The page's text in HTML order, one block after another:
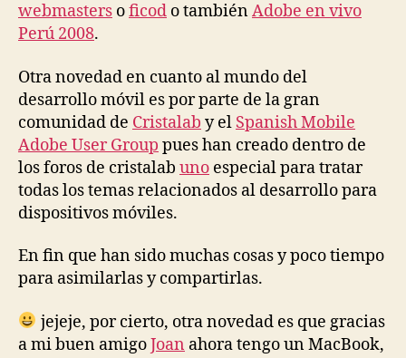
webmasters oficod o tambiénAdobe en vivo
Perú 2008.
Otra novedad en cuanto al mundo del
desarrollo móvil es por parte de la gran
comunidad de Cristalab y el Spanish Mobile
Adobe User Group pues han creado dentro de
los foros de cristalab uno especial para tratar
todas los temas relacionados al desarrollo para
dispositivos móviles.
En fin que han sido muchas cosas y poco tiempo
para asimilarlas y compartirlas.
jejeje, por cierto, otra novedad es que gracias
a mi buen amigoJoan ahora tengo un MacBook,